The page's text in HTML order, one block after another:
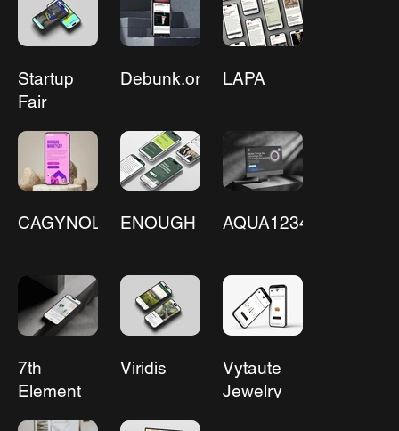
Startup
Fair
Debunk.org LAPA
CAGYNOL ENOUGH AQUA12345
7th
Element
Viridis
Vytaute
Jewelry